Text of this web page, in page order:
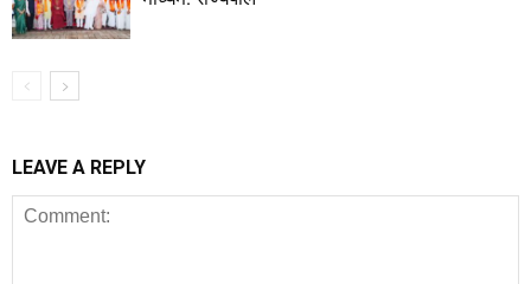
LEAVE A REPLY